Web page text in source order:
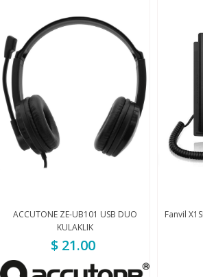
ACCUTONE ZE-UB101 USB DUO
KULAKLIK
$ 21.00
Fanvil